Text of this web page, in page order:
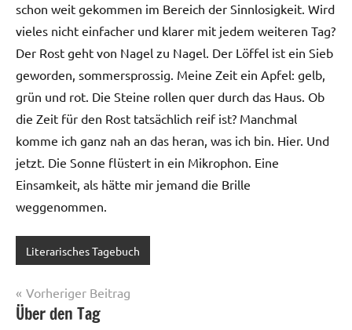
schon weit gekommen im Bereich der Sinnlosigkeit. Wird
vieles nicht einfacher und klarer mit jedem weiteren Tag?
Der Rost geht von Nagel zu Nagel. Der Löffel ist ein Sieb
geworden, sommersprossig. Meine Zeit ein Apfel: gelb,
grün und rot. Die Steine rollen quer durch das Haus. Ob
die Zeit für den Rost tatsächlich reif ist? Manchmal
komme ich ganz nah an das heran, was ich bin. Hier. Und
jetzt. Die Sonne flüstert in ein Mikrophon. Eine
Einsamkeit, als hätte mir jemand die Brille
weggenommen.
Literarisches Tagebuch
Beitragsnavigation
Vorheriger Beitrag
Über den Tag